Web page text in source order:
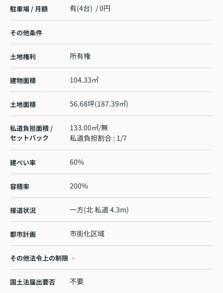
駐車場 / 月額 有(4台) / 0円
その他条件
土地権利 所有権
建物面積 104.33㎡
土地面積 56.68坪(187.39㎡)
私道負担面積 /
セットバック
133.00㎡/無
私道負担割合 : 1/7
建ぺい率 60%
容積率 200%
接道状況 一方(北 私道 4.3m)
都市計画 市街化区域
その他法令上の制限 -
国土法届出要否 不要